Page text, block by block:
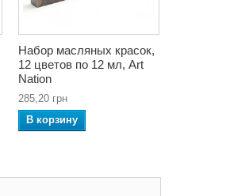
Набор масляных красок,
12 цветов по 12 мл, Art
Nation
285,20 грн
В корзину